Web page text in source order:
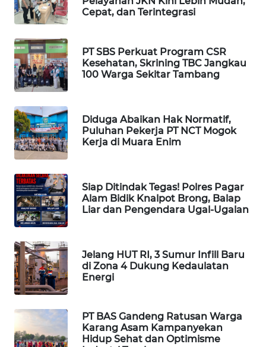
Cepat, dan Terintegrasi
PT SBS Perkuat Program CSR
Kesehatan, Skrining TBC Jangkau
100 Warga Sekitar Tambang
Diduga Abaikan Hak Normatif,
Puluhan Pekerja PT NCT Mogok
Kerja di Muara Enim
Siap Ditindak Tegas! Polres Pagar
Alam Bidik Knalpot Brong, Balap
Liar dan Pengendara Ugal-Ugalan
Jelang HUT RI, 3 Sumur Infill Baru
di Zona 4 Dukung Kedaulatan
Energi
PT BAS Gandeng Ratusan Warga
Karang Asam Kampanyekan
Hidup Sehat dan Optimisme
MASYARAKAT
KELISTRIKAN
WALINKI
ID
MAWAKA
ID
MARTABAT
PLN
WATCH
MKLI
LPKKI
LKKI
KOPEKLIN